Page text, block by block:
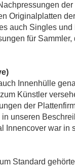
Originalplatten
auch Singles
für
Innenhülle
Künstler
der
unseren
Innencover war in
Standard